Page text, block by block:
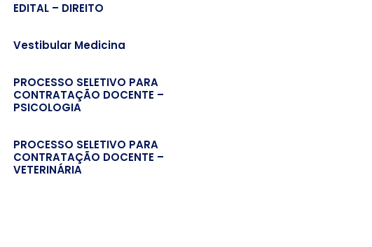
EDITAL – DIREITO
Vestibular Medicina
PROCESSO SELETIVO PARA
CONTRATAÇÃO DOCENTE –
PSICOLOGIA
PROCESSO SELETIVO PARA
CONTRATAÇÃO DOCENTE –
VETERINÁRIA